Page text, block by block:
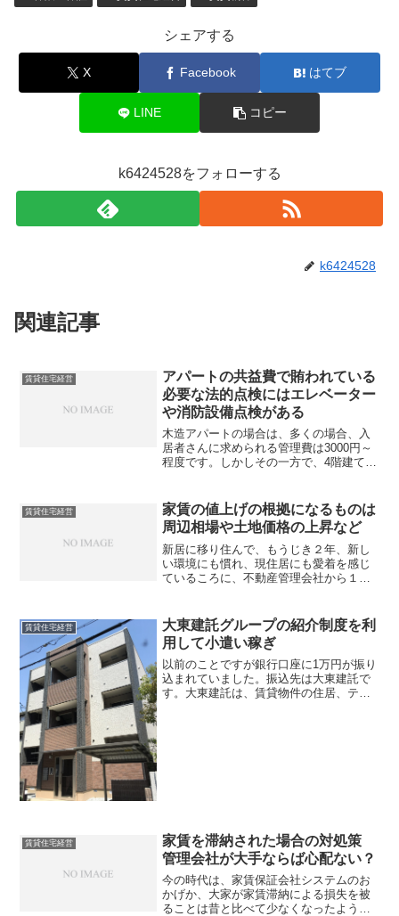
シェアする
X Facebook はてブ
LINE コピー
k6424528をフォローする
k6424528
関連記事
賃貸住宅経営
アパートの共益費で賄われている
必要な法的点検にはエレベーター
や消防設備点検がある
木造アパートの場合は、多くの場合、入
居者さんに求められる管理費は3000円～
程度です。しかしその一方で、4階建て以
す。なぜなんでしょうか。それはエレベ
ーターが設置さ...
賃貸住宅経営
家賃の値上げの根拠になるものは
周辺相場や土地価格の上昇など
新居に移り住んで、もうじき２年、新し
い環境にも慣れ、現住居にも愛着を感じ
ているころに、不動産管理会社から１通
考えながら開封してみると、驚いたこと
に家賃が２０００円値上げ...
賃貸住宅経営
大東建託グループの紹介制度を利
用して小遣い稼ぎ
以前のことですが銀行口座に1万円が振り
込まれていました。振込先は大東建託で
す。大東建託は、賃貸物件の住居、テナ
賃貸住宅経営
家賃を滞納された場合の対処策
管理会社が大手ならば心配ない？
今の時代は、家賃保証会社システムのお
かげか、大家が家賃滞納による損失を被
ることは昔と比べて少なくなったようで